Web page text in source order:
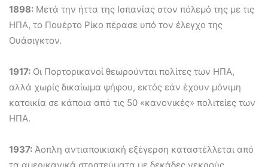
1898: Μετά την ήττα της Ισπανίας στον πόλεμό της με τις
ΗΠΑ, το Πουέρτο Ρίκο πέρασε υπό τον έλεγχο της
Ουάσιγκτον.
1917: Οι Πορτορικανοί θεωρούνται πολίτες των ΗΠΑ,
αλλά χωρίς δικαίωμα ψήφου, εκτός εάν έχουν μόνιμη
κατοικία σε κάποια από τις 50 «κανονικές» πολιτείες των
ΗΠΑ.
1937: Άοπλη αντιαποικιακή εξέγερση καταστέλλεται από